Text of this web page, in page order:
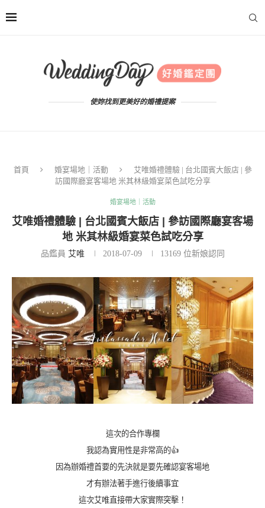
使妳找到更美好的婚禮提案
首頁 婚宴場地｜活動
艾唯婚禮體驗 | 台北國賓大飯店 | 參
訪國際廳宴客場地 米其林級婚宴菜色試吃分享
婚宴場地｜活動
艾唯婚禮體驗 | 台北國賓大飯店 | 參訪國際廳宴客場
地 米其林級婚宴菜色試吃分享
品鑑員 艾唯 2018-07-09 13169位新娘認同
這次的合作專欄
我認為實用性是非常高的👍
因為辦婚禮首要的先決就是要先確認宴客場地
才有辦法著手進行後續事宜
這次艾唯直接帶大家實際突擊！